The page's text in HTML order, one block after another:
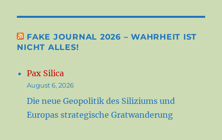
FAKE JOURNAL 2026 – WAHRHEIT IST
NICHT ALLES!
Pax Silica
August 6, 2026
Die neue Geopolitik des Siliziums und
Europas strategische Gratwanderung